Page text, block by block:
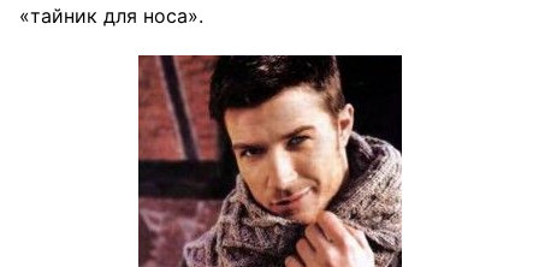
«тайник для носа».